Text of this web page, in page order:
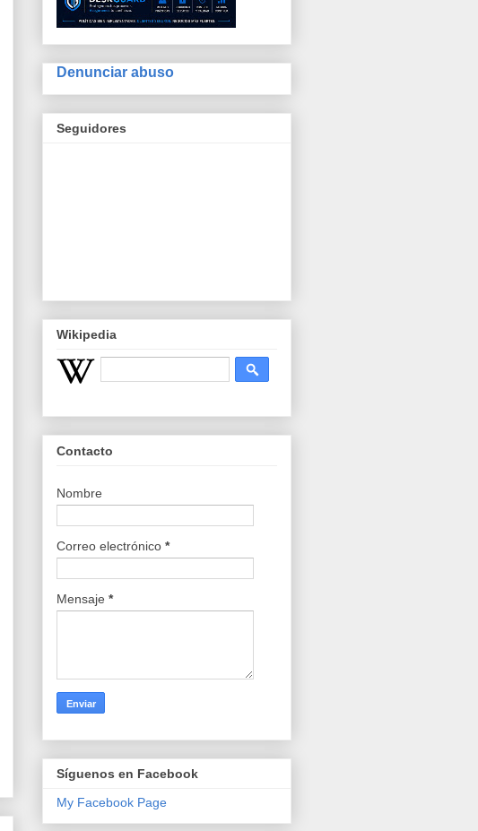
Denunciar abuso
Seguidores
Wikipedia
Contacto
Nombre
Correo electrónico *
Mensaje *
Síguenos en Facebook
My Facebook Page